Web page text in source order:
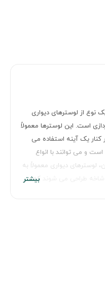
نوع از لوسترهای دیواری
است. این لوسترها معمولاً
کنار یک آینه استفاده می
و می توانند با انواع
لوسترهای دیواری معمولاً به
شاخه طراحی می شوند که